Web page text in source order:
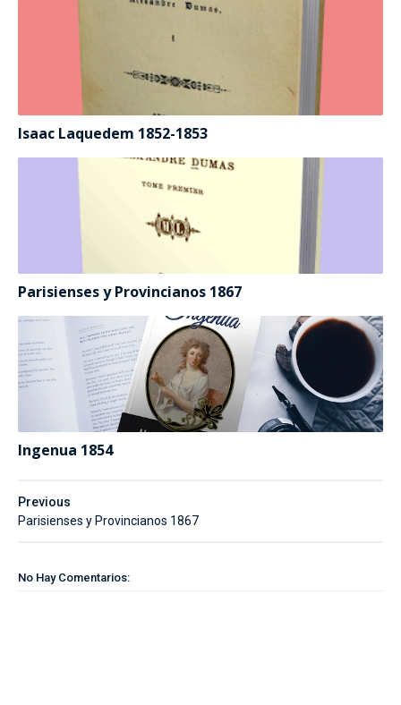
Isaac Laquedem 1852-1853
Parisienses y Provincianos 1867
Ingenua 1854
Previous
Parisienses y Provincianos 1867
No Hay Comentarios: